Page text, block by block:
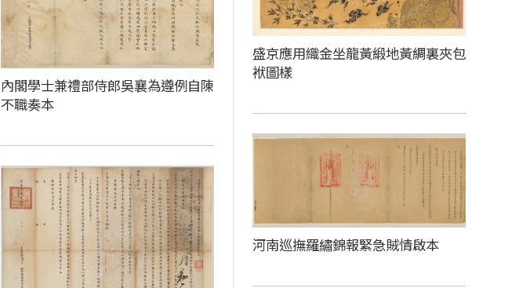
盛京應用織金坐龍黃緞地黃綢裏夾包
袱圖樣
內閣學士兼禮部侍郎吳襄為遵例自陳
不職奏本
河南巡撫羅繡錦報緊急賊情啟本